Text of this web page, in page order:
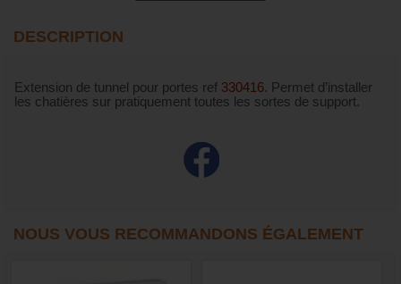
DESCRIPTION
Extension de tunnel pour portes ref 330416. Permet d’installer
les chatières sur pratiquement toutes les sortes de support.
NOUS VOUS RECOMMANDONS ÉGALEMENT